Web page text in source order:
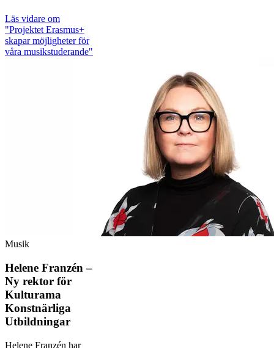
Läs vidare om
"Projektet Erasmus+
skapar möjligheter för
våra musikstuderande"
Musik
Helene Franzén –
Ny rektor för
Kulturama
Konstnärliga
Utbildningar
Helene Franzén har